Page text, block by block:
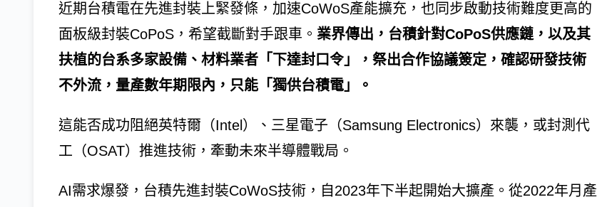
近期台積電在先進封裝上緊發條，加速CoWoS產能擴充，也同步啟動技術難度更高的
面板級封裝CoPoS，希望截斷對手跟車。 業界傳出，台積針對CoPoS供應鏈，以及其
扶植的台系多家設備、材料業者「下達封口令」，祭出合作協議簽定，確認研發技術
不外流，量產數年期限內，只能「獨供台積電」。
這能否成功阻絕英特爾（Intel）、三星電子（Samsung Electronics）來襲，或封測代
工（OSAT）推進技術，牽動未來半導體戰局。
AI需求爆發，台積先進封裝CoWoS技術，自2023年下半起開始大擴產。從2022年月產